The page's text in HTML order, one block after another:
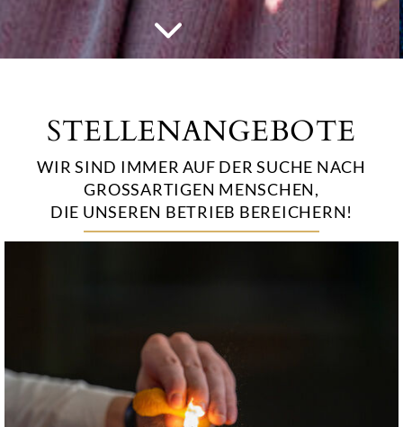
UNSERER MITARBEITERINNEN UND MITARBEITER.
STELLENANGEBOTE
WIR SIND IMMER AUF DER SUCHE NACH
GROSSARTIGEN MENSCHEN,
DIE UNSEREN BETRIEB BEREICHERN!